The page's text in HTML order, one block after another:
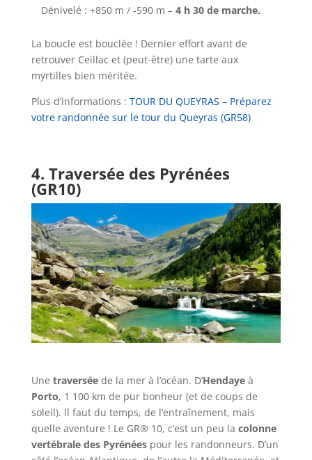
Dénivelé : +850 m / -590 m – 4 h 30 de marche.
La boucle est bouclée ! Dernier effort avant de
retrouver Ceillac et (peut-être) une tarte aux
myrtilles bien méritée.
Plus d’informations : TOUR DU QUEYRAS – Préparez
votre randonnée sur le tour du Queyras (GR58)
4. Traversée des Pyrénées
(GR10)
Une traverséede la mer à l’océan. D’Hendayeà
Porto, 1 100 km de pur bonheur (et de coups de
soleil). Il faut du temps, de l’entraînement, mais
quelle aventure ! Le GR® 10, c’est un peu la colonne
vertébrale des Pyrénéespour les randonneurs. D’un